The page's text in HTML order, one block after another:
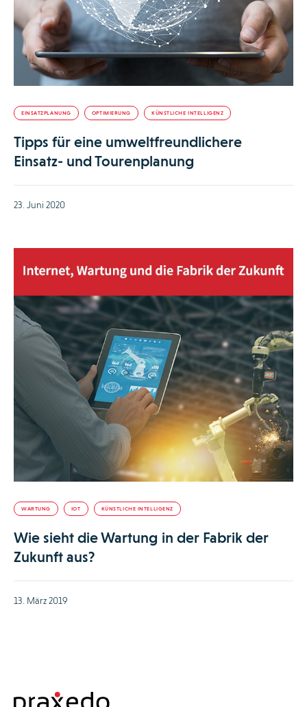
EINSATZPLANUNG OPTIMIERUNG KÜNSTLICHE INTELLIGENZ
Tipps für eine umweltfreundlichere
Einsatz- und Tourenplanung
23. Juni 2020
WARTUNG IOT KÜNSTLICHE INTELLIGENZ
Wie sieht die Wartung in der Fabrik der
Zukunft aus?
13. März 2019